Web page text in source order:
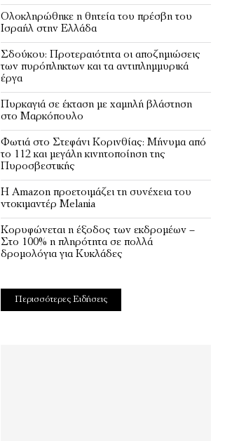
Ολοκληρώθηκε η θητεία του πρέσβη του
Ισραήλ στην Ελλάδα
Σδούκου: Προτεραιότητα οι αποζημιώσεις
των πυρόπληκτων και τα αντιπλημμυρικά
έργα
Πυρκαγιά σε έκταση με χαμηλή βλάστηση
στο Μαρκόπουλο
Φωτιά στο Στεφάνι Κορινθίας: Μήνυμα από
το 112 και μεγάλη κινητοποίηση της
Πυροσβεστικής
Η Amazon προετοιμάζει τη συνέχεια του
ντοκιμαντέρ Melania
Κορυφώνεται η έξοδος των εκδρομέων –
Στο 100% η πληρότητα σε πολλά
δρομολόγια για Κυκλάδες
Περισσότερες Ειδήσεις